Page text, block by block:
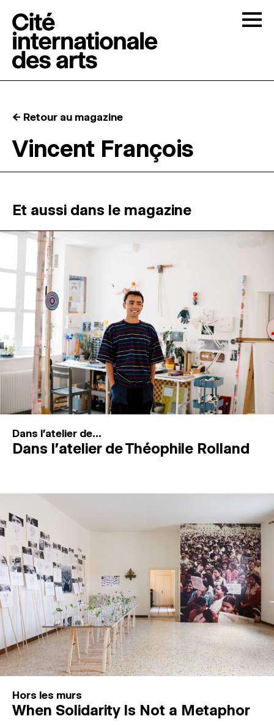
RÉSIDENCES ↓
ATELIERS OUVERTS
PROGRAMMATION
MAGAZINE
ESPACES DE PRATIQUE ARTISTIQUE ↓
Recherche
Connexion
← Retour au magazine
Vincent François
Et aussi dans le magazine
Dans l'atelier de...
Dans l’atelier de Théophile Rolland
Hors les murs
When Solidarity Is Not a Metaphor